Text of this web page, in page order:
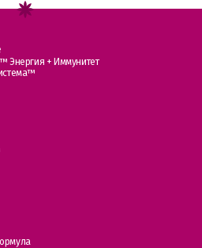
Энергия + Иммунитет